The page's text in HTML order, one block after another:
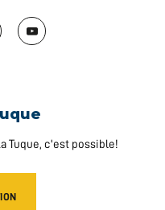
YouTube
Tuque, c'est possible!